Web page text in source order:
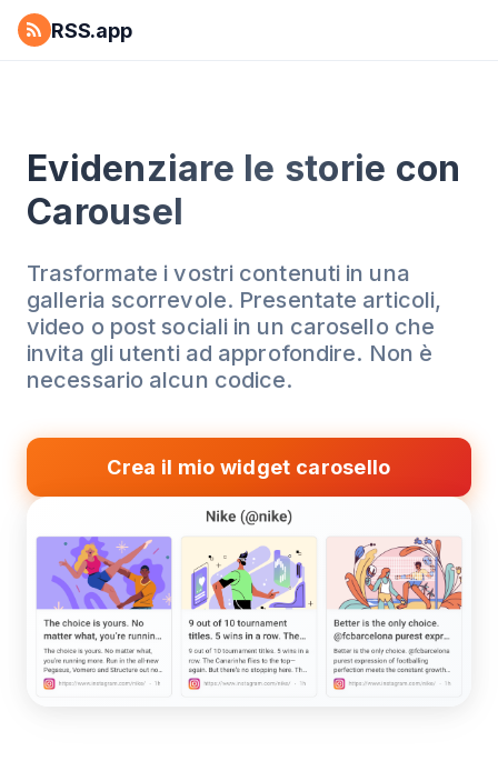
RSS.app
Evidenziare le storie con
Carousel
Trasformate i vostri contenuti in una
galleria scorrevole. Presentate articoli,
video o post sociali in un carosello che
invita gli utenti ad approfondire. Non è
necessario alcun codice.
Crea il mio widget carosello